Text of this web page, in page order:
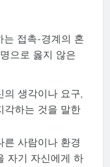
는 접촉-경계의 혼
으로 옳지 않은
생각이나 요구,
각하는 것을 말한
사람이나 환경
자기 자신에게 하